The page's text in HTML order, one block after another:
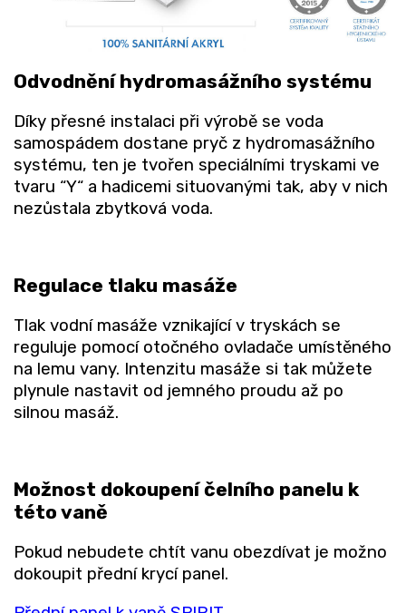
Odvodnění hydromasážního systému
Díky přesné instalaci při výrobě se voda
samospádem dostane pryč z hydromasážního
systému, ten je tvořen speciálními tryskami ve
tvaru “Y“ a hadicemi situovanými tak, aby v nich
nezůstala zbytková voda.
Regulace tlaku masáže
Tlak vodní masáže vznikající v tryskách se
reguluje pomocí otočného ovladače umístěného
na lemu vany. Intenzitu masáže si tak můžete
plynule nastavit od jemného proudu až po
silnou masáž.
Možnost dokoupení čelního panelu k
této vaně
Pokud nebudete chtít vanu obezdívat je možno
dokoupit přední krycí panel.